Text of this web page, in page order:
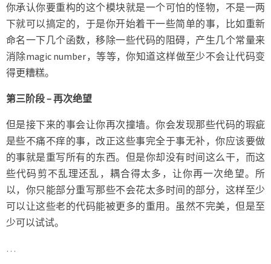
你承认你要重构的这个模块就是一个可怕的怪物，不是一两
下就可以搞定的，于是你开始着干一些简单的事，比如重新
命名一下几个函数，移除一些代码的阻碍，产生几个常量来
消除magic number，等等，你知道这样做至少不会让代码变
得更糟糕。
第三阶段 – 再次绝望
但是接下来的事会让你再次撞墙。你会发现那些代码的瑕疵
是些不痛不痒的事，改正这些事完全于事无补，你应该要做
的事就是重写所有的东西。但是你却没有时间这么干，而这
些代码剪不乱理还乱，耦合得太多，让你再一次绝望。所
以，你只能部分重写那些不会花太多时间的部分，这样至少
可以让这些老的代码能被更多的重用。虽然不完美，但是至
少可以试试。
…